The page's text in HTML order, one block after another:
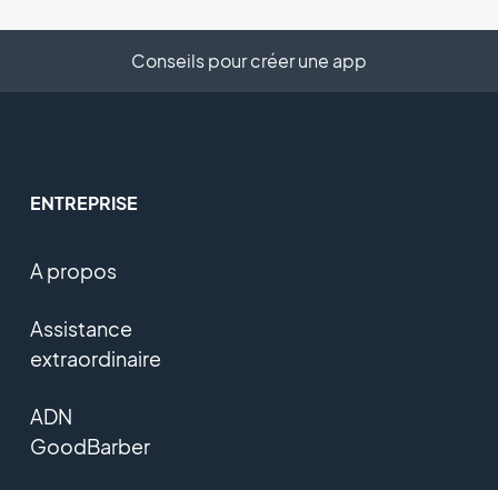
Conseils pour créer une app
ENTREPRISE
A propos
Assistance
extraordinaire
ADN
GoodBarber